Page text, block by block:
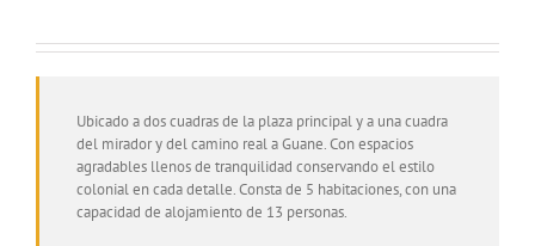
Ubicado a dos cuadras de la plaza principal y a una cuadra
del mirador y del camino real a Guane. Con espacios
agradables llenos de tranquilidad conservando el estilo
colonial en cada detalle. Consta de 5 habitaciones, con una
capacidad de alojamiento de 13 personas.